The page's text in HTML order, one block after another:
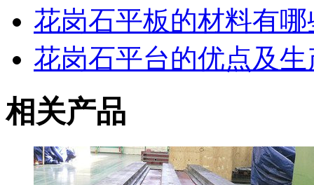
花岗石平板的材料有
花岗石平台的优点及
相关产品